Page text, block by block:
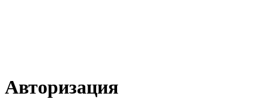
Авторизация